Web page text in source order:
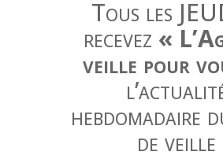
Tous les
recevez «
veille pour
hebdomadaire
de veille